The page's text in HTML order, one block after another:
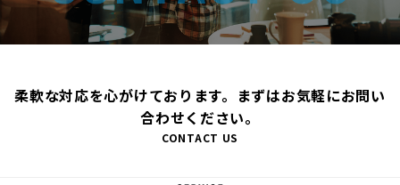
柔軟な対応を心がけております。まずはお気軽にお問い
合わせください。
CONTACT US